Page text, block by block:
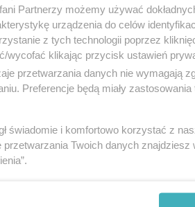
Partnerzy możemy używać
urządzenia do celów
z tych technologii poprzez
wycofać klikając przycisk ustawień
przetwarzania danych nie wymagają
Preferencje będą miały zastosowania
świadomie i komfortowo korzystać z
Twoich danych znajdziesz